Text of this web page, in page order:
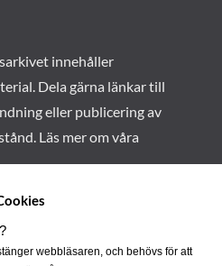
innehåller
Dela gärna länkar till
eller publicering av
Läs mer om våra
?
webbläsaren, och behövs för att